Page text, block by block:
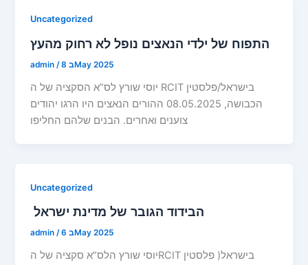
Uncategorized
התפוח של ילדי הנאצים נופל לא רחוק מהעץ
admin/ 8 בMay 2025
יוסי שורץ לס”א הסקציה של ה RCIT בישראל/פלסטין
הכבושה, 08.05.2025 ההורים הנאצים היו הרגו יהודים
צוענים ואחרים. הבנים שלהם החליפו
Uncategorized
admin/ 6 בMay 2025
יוסי שורץ הלס”א סקציה של הRCIT בישראל( פלסטין